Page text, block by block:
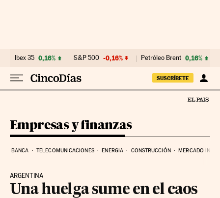
Ibex 35 0,16% S&P 500 -0,16% Petróleo Brent 0,16%
SUSCRÍBETE
Empresas y finanzas
BANCA TELECOMUNICACIONES ENERGIA CONSTRUCCIÓN MERCADO
ARGENTINA
Una huelga sume en el caos